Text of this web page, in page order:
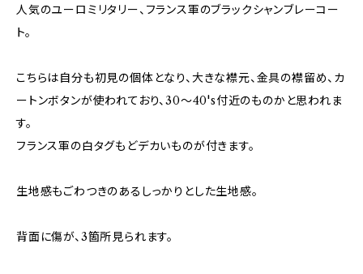
人気のユーロミリタリー、フランス軍のブラックシャンブレーコー
ト。
こちらは自分も初見の個体となり、大きな襟元、金具の襟留め、カ
ートンボタンが使われており、30〜40's付近のものかと思われま
す。
フランス軍の白タグもどデカいものが付きます。
生地感もごわつきのあるしっかりとした生地感。
背面に傷が、3箇所見られます。